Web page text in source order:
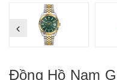
Đồng Hồ Nam